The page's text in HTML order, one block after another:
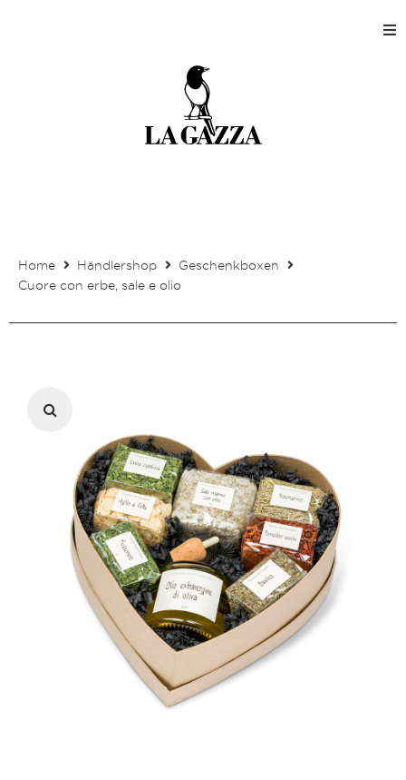
Home
Shops
Kontakt
Mein Kundenkonto
Home Händlershop
Geschenkboxen
Cuore con erbe, sale e olio